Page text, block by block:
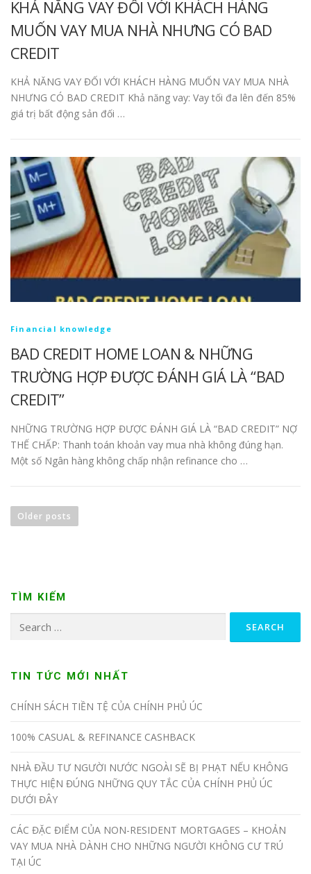
KHẢ NĂNG VAY ĐỐI VỚI KHÁCH HÀNG
MUỐN VAY MUA NHÀ NHƯNG CÓ BAD
CREDIT
KHẢ NĂNG VAY ĐỐI VỚI KHÁCH HÀNG MUỐN VAY MUA NHÀ
NHƯNG CÓ BAD CREDIT Khả năng vay: Vay tối đa lên đến 85%
giá trị bất động sản đối …
Financial knowledge
BAD CREDIT HOME LOAN & NHỮNG
TRƯỜNG HỢP ĐƯỢC ĐÁNH GIÁ LÀ “BAD
CREDIT”
NHỮNG TRƯỜNG HỢP ĐƯỢC ĐÁNH GIÁ LÀ “BAD CREDIT” NỢ
THẾ CHẤP: Thanh toán khoản vay mua nhà không đúng hạn.
Một số Ngân hàng không chấp nhận refinance cho …
Older posts
TÌM KIẾM
TIN TỨC MỚI NHẤT
CHÍNH SÁCH TIỀN TỆ CỦA CHÍNH PHỦ ÚC
100% CASUAL & REFINANCE CASHBACK
NHÀ ĐẦU TƯ NGƯỜI NƯỚC NGOÀI SẼ BỊ PHẠT NẾU KHÔNG
THỰC HIỆN ĐÚNG NHỮNG QUY TẮC CỦA CHÍNH PHỦ ÚC
DƯỚI ĐÂY
CÁC ĐẶC ĐIỂM CỦA NON-RESIDENT MORTGAGES – KHOẢN
VAY MUA NHÀ DÀNH CHO NHỮNG NGƯỜI KHÔNG CƯ TRÚ
TẠI ÚC